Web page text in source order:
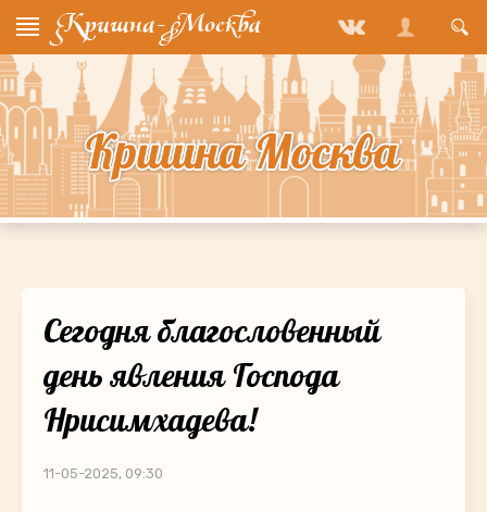
Сегодня благословенный
день явления Господа
Нрисимхадева!
11-05-2025, 09:30